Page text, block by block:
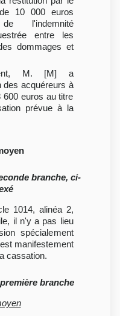
10 000 euros
l'indemnité
entre les
dommages et
M. [M] a
des acquéreurs à
euros au titre
prévue à la
branche, ci-
1014, alinéa 2,
il n'y a pas lieu
spécialement
manifestement
cassation.
branche